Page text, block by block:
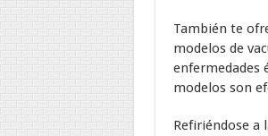
También te
modelos de
enfermedades
modelos son
Refiriéndose a